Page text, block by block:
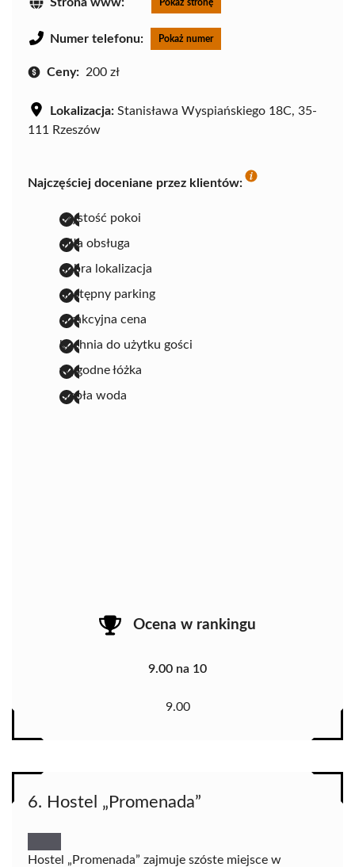
Strona www: Pokaż stronę
Numer telefonu: Pokaż numer
Ceny: 200 zł
Lokalizacja: Stanisława Wyspiańskiego 18C, 35-
111 Rzeszów
Najczęściej doceniane przez klientów:
czystość pokoi
miła obsługa
dobra lokalizacja
dostępny parking
atrakcyjna cena
kuchnia do użytku gości
wygodne łóżka
ciepła woda
Ocena w rankingu
9.00 na 10
9.00
6. Hostel „Promenada”
Hostel „Promenada” zajmuje szóste miejsce w